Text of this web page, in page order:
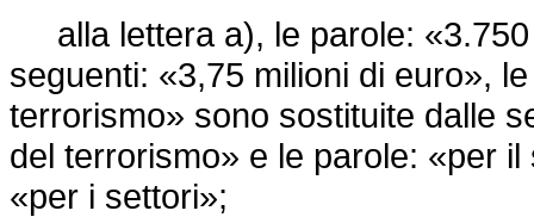
alla lettera a), le parole: «3.750
seguenti: «3,75 milioni di euro»,
terrorismo» sono sostituite dalle
del terrorismo» e le parole: «per
«per i settori»;